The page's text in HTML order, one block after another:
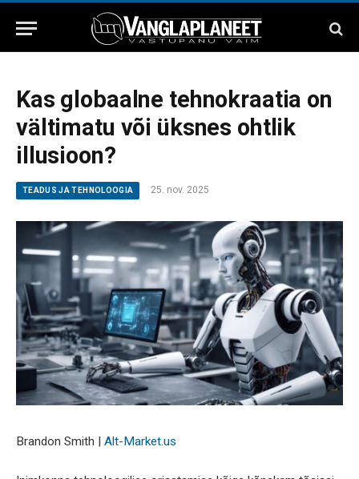
Kas globaalne tehnokraatia on
vältimatu või üksnes ohtlik
illusioon?
TEADUS JA TEHNOLOOGIA 25. nov. 2025
Brandon Smith | Alt-Market.us